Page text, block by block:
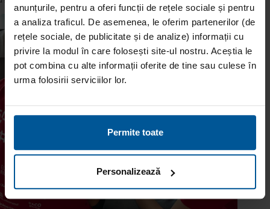
anunțurile, pentru a oferi funcții de rețele sociale și pentru
a analiza traficul. De asemenea, le oferim partenerilor (de
rețele sociale, de publicitate și de analize) informații cu
privire la modul în care folosești site-ul nostru. Aceștia le
pot combina cu alte informații oferite de tine sau culese în
urma folosirii serviciilor lor.
Permite toate
Personalizează